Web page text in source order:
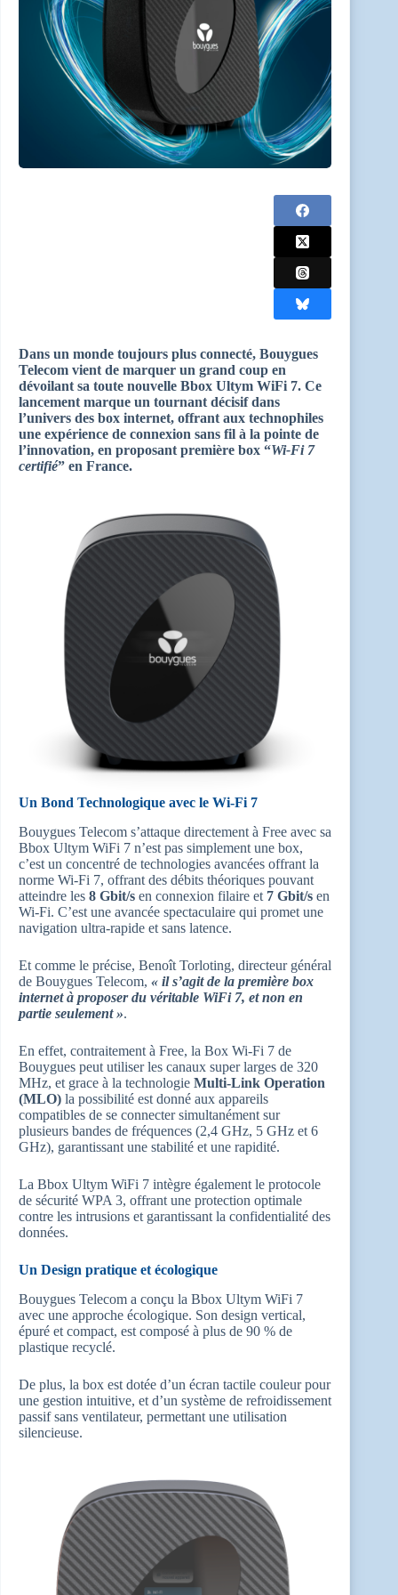
Dans un monde toujours plus connecté, Bouygues
Telecom vient de marquer un grand coup en
dévoilant sa toute nouvelle Bbox Ultym WiFi 7. Ce
lancement marque un tournant décisif dans
l’univers des box internet, offrant aux technophiles
une expérience de connexion sans fil à la pointe de
l’innovation, en proposant première box “Wi-Fi 7
certifié” en France.
Un Bond Technologique avec le Wi-Fi 7
Bouygues Telecom s’attaque directement à Free avec sa
Bbox Ultym WiFi 7 n’est pas simplement une box,
c’est un concentré de technologies avancées offrant la
norme Wi-Fi 7, offrant des débits théoriques pouvant
atteindre les 8 Gbit/s en connexion filaire et 7 Gbit/s en
Wi-Fi. C’est une avancée spectaculaire qui promet une
navigation ultra-rapide et sans latence.
Et comme le précise, Benoît Torloting, directeur général
de Bouygues Telecom, « il s’agit de la première box
internet à proposer du véritable WiFi 7, et non en
partie seulement ».
En effet, contraitement à Free, la Box Wi-Fi 7 de
Bouygues peut utiliser les canaux super larges de 320
MHz, et grace à la technologie Multi-Link Operation
(MLO) la possibilité est donné aux appareils
compatibles de se connecter simultanément sur
plusieurs bandes de fréquences (2,4 GHz, 5 GHz et 6
GHz), garantissant une stabilité et une rapidité.
La Bbox Ultym WiFi 7 intègre également le protocole
de sécurité WPA 3, offrant une protection optimale
contre les intrusions et garantissant la confidentialité des
données.
Un Design pratique et écologique
Bouygues Telecom a conçu la Bbox Ultym WiFi 7
avec une approche écologique. Son design vertical,
épuré et compact, est composé à plus de 90 % de
plastique recyclé.
De plus, la box est dotée d’un écran tactile couleur pour
une gestion intuitive, et d’un système de refroidissement
passif sans ventilateur, permettant une utilisation
silencieuse.